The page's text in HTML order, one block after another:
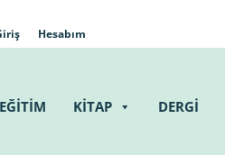
Hesabım
EĞİTİM KİTAP DERGİ